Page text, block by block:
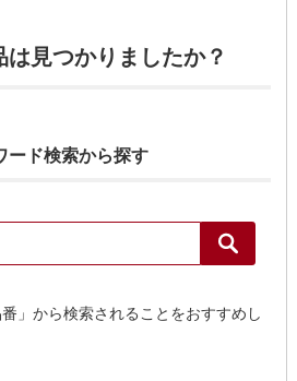
は見つかりましたか？
ード検索から探す
番」から検索されることをおすすめし